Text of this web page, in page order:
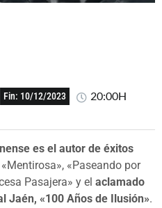
Fin: 10/12/2023 20:00H
es el autor de éxitos
«Paseando por
Pasajera» y el aclamado
Jaén, «100 Años de Ilusión».